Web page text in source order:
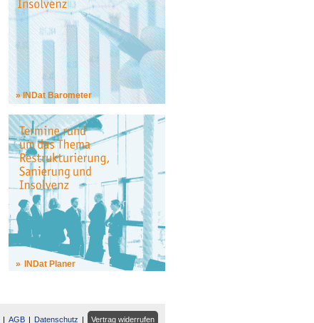
INDat Barometer
INDat Planer
AGB Datenschutz Vertrag widerrufen